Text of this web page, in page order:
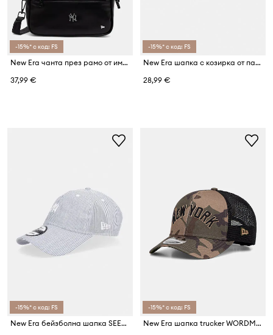
-15%* с код: FS
New Era чанта през рамо от имитация на кожа CAMERA BAG NYY
37,99 €
-15%* с код: FS
New Era шапка с козирка от памук MINI LOGO 9TWENTY®
28,99 €
-15%* с код: FS
New Era бейзболна шапка SEERSUCKER 920 NYY
-15%* с код: FS
New Era шапка trucker WORDMARK CAMO 940 MC NYY